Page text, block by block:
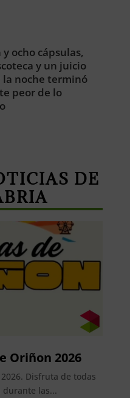
ocho cápsulas,
y un juicio
la noche terminó
peor de lo
DE
Oriñon 2026
Disfruta de todas
durante las...